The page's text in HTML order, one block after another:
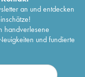
an und entdecken
handverlesene
und fundierte